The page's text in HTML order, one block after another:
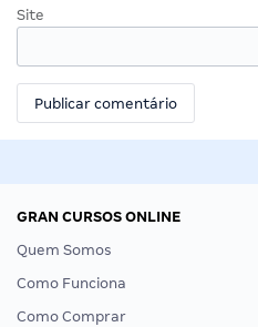
Site
GRAN CURSOS ONLINE
Quem Somos
Como Funciona
Como Comprar